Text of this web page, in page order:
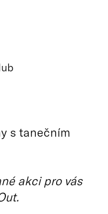
s tanečním
akci pro vás